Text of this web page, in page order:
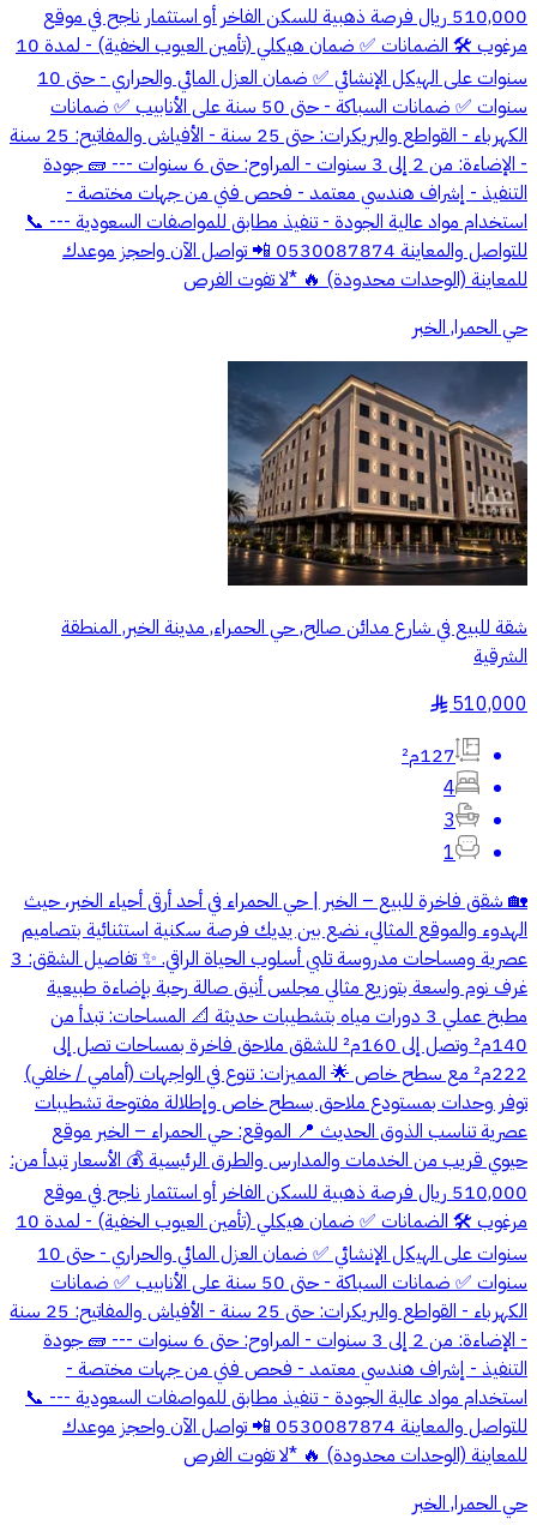
510,000 ريال فرصة ذهبية للسكن الفاخر أو استثمار ناجح في موقع
مرغوب 🛠️ الضمانات ✅ ضمان هيكلي (تأمين العيوب الخفية) - لمدة 10
سنوات على الهيكل الإنشائي ✅ ضمان العزل المائي والحراري - حتى 10
سنوات ✅ ضمانات السباكة - حتى 50 سنة على الأنابيب ✅ ضمانات
الكهرباء - القواطع والبريكرات: حتى 25 سنة - الأفياش والمفاتيح: 25 سنة
- الإضاءة: من 2 إلى 3 سنوات - المراوح: حتى 6 سنوات --- 🧱 جودة
التنفيذ - إشراف هندسي معتمد - فحص فني من جهات مختصة -
استخدام مواد عالية الجودة - تنفيذ مطابق للمواصفات السعودية --- 📞
للتواصل والمعاينة 0530087874 📲 تواصل الآن واحجز موعدك
للمعاينة (الوحدات محدودة) 🔥 *لا تفوت الفرص
حي الحمرا, الخبر
شقة للبيع في شارع مدائن صالح, حي الحمراء, مدينة الخبر, المنطقة
الشرقية
510,000
§
127م²
4
3
1
🏡 شقق فاخرة للبيع – الخبر | حي الحمراء في أحد أرقى أحياء الخبر، حيث
الهدوء والموقع المثالي، نضع بين يديك فرصة سكنية استثنائية بتصاميم
عصرية ومساحات مدروسة تلبي أسلوب الحياة الراقي. ✨ تفاصيل الشقق: 3
غرف نوم واسعة بتوزيع مثالي مجلس أنيق صالة رحبة بإضاءة طبيعية
مطبخ عملي 3 دورات مياه بتشطيبات حديثة 📐 المساحات: تبدأ من
140م² وتصل إلى 160م² للشقق ملاحق فاخرة بمساحات تصل إلى
222م² مع سطح خاص 🌟 المميزات: تنوع في الواجهات (أمامي / خلفي)
توفر وحدات بمستودع ملاحق بسطح خاص وإطلالة مفتوحة تشطيبات
عصرية تناسب الذوق الحديث 📍 الموقع: حي الحمراء – الخبر موقع
حيوي قريب من الخدمات والمدارس والطرق الرئيسية 💰 الأسعار تبدأ من:
510,000 ريال فرصة ذهبية للسكن الفاخر أو استثمار ناجح في موقع
مرغوب 🛠️ الضمانات ✅ ضمان هيكلي (تأمين العيوب الخفية) - لمدة 10
سنوات على الهيكل الإنشائي ✅ ضمان العزل المائي والحراري - حتى 10
سنوات ✅ ضمانات السباكة - حتى 50 سنة على الأنابيب ✅ ضمانات
الكهرباء - القواطع والبريكرات: حتى 25 سنة - الأفياش والمفاتيح: 25 سنة
- الإضاءة: من 2 إلى 3 سنوات - المراوح: حتى 6 سنوات --- 🧱 جودة
التنفيذ - إشراف هندسي معتمد - فحص فني من جهات مختصة -
استخدام مواد عالية الجودة - تنفيذ مطابق للمواصفات السعودية --- 📞
للتواصل والمعاينة 0530087874 📲 تواصل الآن واحجز موعدك
للمعاينة (الوحدات محدودة) 🔥 *لا تفوت الفرص
حي الحمرا, الخبر